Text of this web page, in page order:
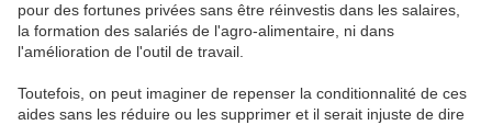
pour des fortunes privées sans être réinvestis dans les salaires,
la formation des salariés de l'agro-alimentaire, ni dans
l'amélioration de l'outil de travail.
Toutefois, on peut imaginer de repenser la conditionnalité de ces
aides sans les réduire ou les supprimer et il serait injuste de dire